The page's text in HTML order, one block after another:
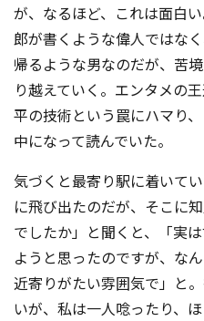
が、なるほど、これは面白
郎が書くような偉人ではな
帰るような男なのだが、苦
り越えていく。エンタメの
平の技術という罠にハマり
中になって読んでいた。
気づくと最寄り駅に着いて
に飛び出たのだが、そこに
でしたか」と聞くと、「実
ようと思ったのですが、な
近寄りがたい雰囲気で」と
いが、私は一人唸ったり、